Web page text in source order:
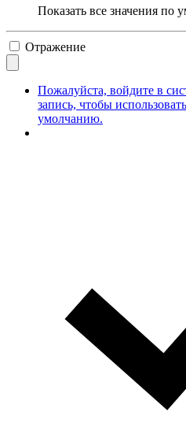
Показать все значения по
Отражение
Пожалуйста, войдите в
запись, чтобы
умолчанию.